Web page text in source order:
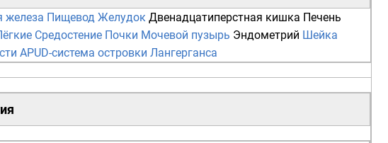
железа Пищевод Желудок Двенадцатиперстная кишка Печень
Средостение Почки Мочевой пузырь Эндометрий Шейка
APUD-система островки Лангерганса